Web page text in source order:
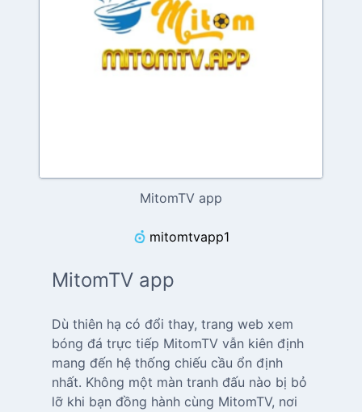
MitomTV app
mitomtvapp1
MitomTV app
Dù thiên hạ có đổi thay, trang web xem
bóng đá trực tiếp MitomTV vẫn kiên định
mang đến hệ thống chiếu cầu ổn định
nhất. Không một màn tranh đấu nào bị bỏ
lỡ khi bạn đồng hành cùng MitomTV, nơi